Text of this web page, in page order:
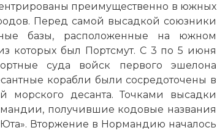
преимущественно в южных
Перед самой высадкой союзники
базы, расположенные на южном
которых был Портсмут. С 3 по 5 июня
суда войск первого эшелона
корабли были сосредоточены в
десанта. Точками высадки
получившие кодовые названия
Вторжение в Нормандию началось